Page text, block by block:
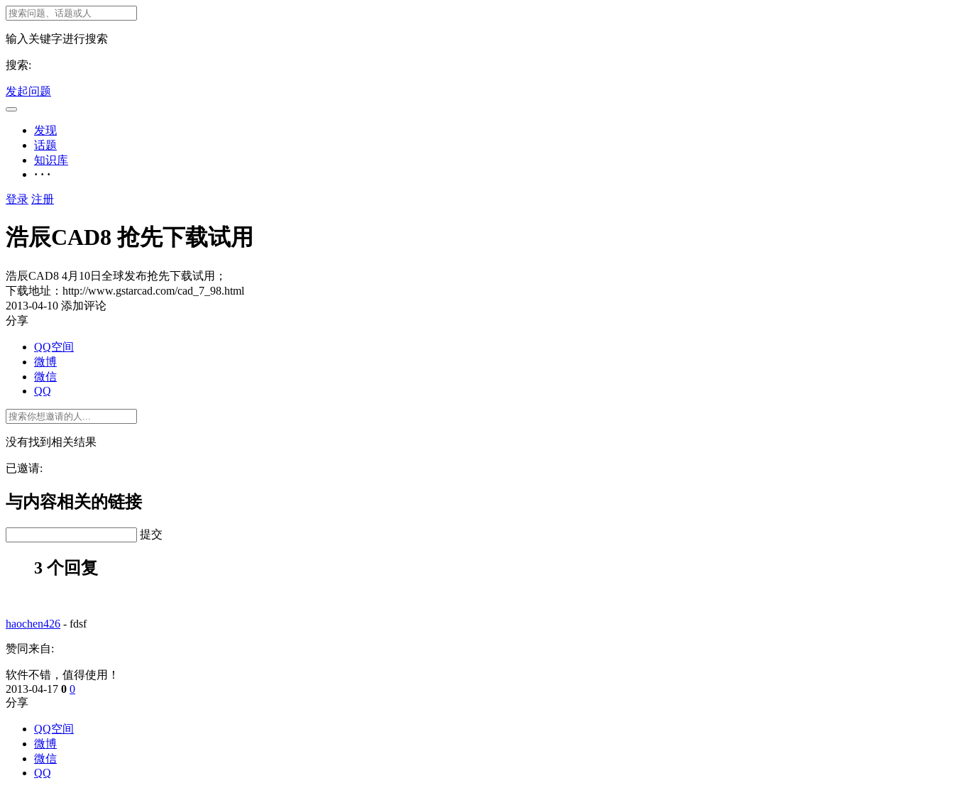
输入关键字进行搜索
搜索:
发起问题
发现
话题
知识库
· · ·
登录 注册
浩辰CAD8 抢先下载试用
浩辰CAD8 4月10日全球发布抢先下载试用；
下载地址：http://www.gstarcad.com/cad_7_98.html
2013-04-10 添加评论
分享
QQ空间
微博
微信
QQ
没有找到相关结果
已邀请:
与内容相关的链接
提交
3 个回复
haochen426 - fdsf
赞同来自:
软件不错，值得使用！
2013-04-17 0 0
分享
QQ空间
微博
微信
QQ